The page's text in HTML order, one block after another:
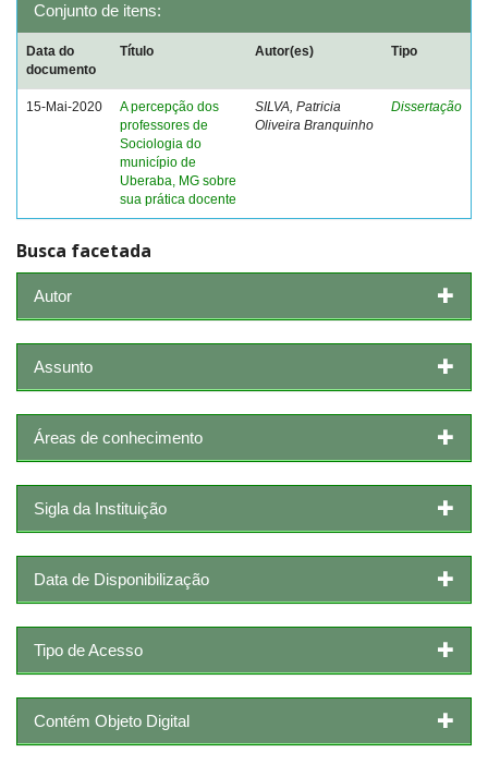
Conjunto de itens:
Data do
documento
Título Autor(es) Tipo
15-Mai-2020
A percepção dos
professores de
Sociologia do
município de
Uberaba, MG sobre
sua prática docente
SILVA, Patricia
Oliveira Branquinho
Dissertação
Busca facetada
Autor
Assunto
Áreas de conhecimento
Sigla da Instituição
Data de Disponibilização
Tipo de Acesso
Contém Objeto Digital